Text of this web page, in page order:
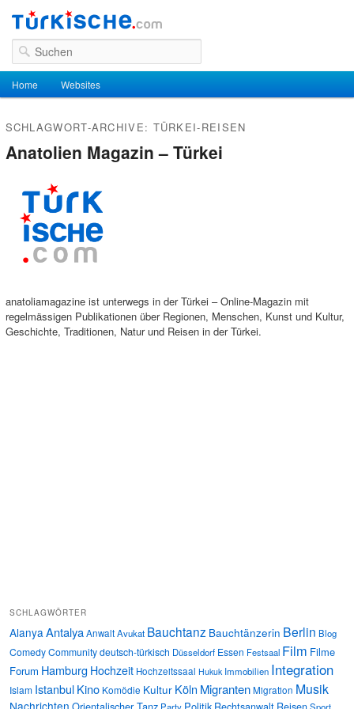
Suchen
Hauptmenü
Zum Inhalt wechseln
Zum sekundären Inhalt wechseln
Home Websites
SCHLAGWORT-ARCHIVE: TÜRKEI-REISEN
Anatolien Magazin – Türkei
anatoliamagazine ist unterwegs in der Türkei – Online-Magazin mit
regelmässigen Publikationen über Regionen, Menschen, Kunst und Kultur,
Geschichte, Traditionen, Natur und Reisen in der Türkei.
SCHLAGWÖRTER
AlanyaAntalyaAnwaltAvukat Bauchtanz Bauchtänzerin Berlin Blog
ComedyCommunitydeutsch-türkisch Düsseldorf Essen Festsaal Film Filme
Forum Hamburg Hochzeit Hochzeitssaal Hukuk Immobilien Integration
Islam IstanbulKino Komödie Kultur Köln MigrantenMigration Musik